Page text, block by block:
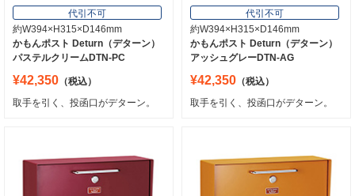
代引不可
約W394×H315×D146mm
かもんポスト Deturn（デターン）
パステルクリームDTN-PC
¥42,350 （税込）
取手を引く、投函口がデターン。
代引不可
約W394×H315×D146mm
かもんポスト Deturn（デターン）
アッシュグレーDTN-AG
¥42,350 （税込）
取手を引く、投函口がデターン。